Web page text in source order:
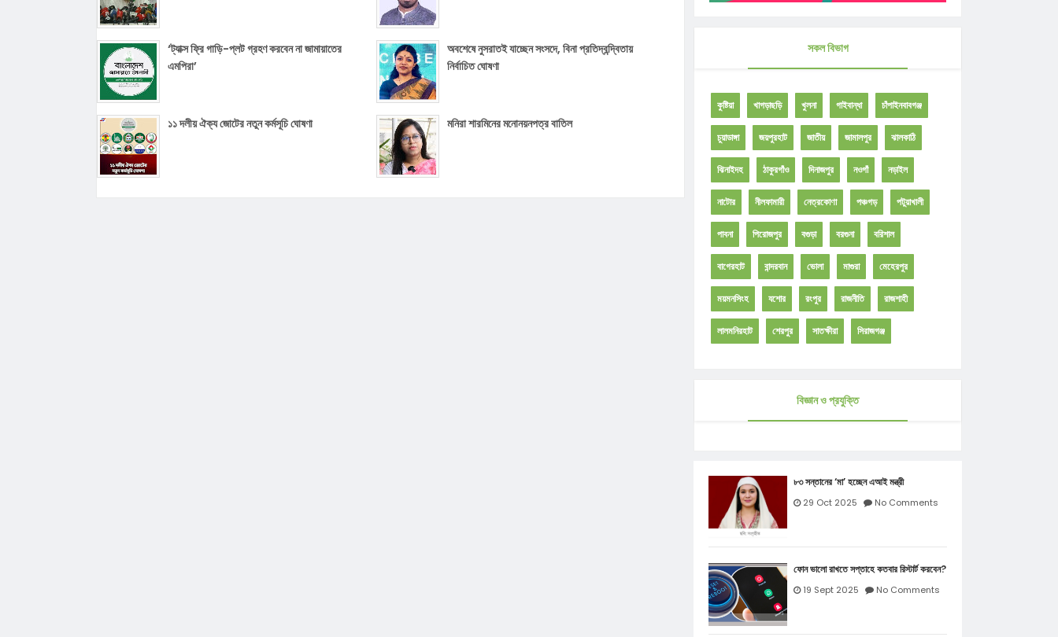
‘ট্যাক্স ফ্রি গাড়ি-প্লট গ্রহণ করবেন না জামায়াতের
এমপিরা’
অবশেষে নুসরাতই যাচ্ছেন সংসদে, বিনা প্রতিদ্বন্দ্বিতায়
নির্বাচিত ঘোষণা
১১ দলীয় ঐক্য জোটের নতুন কর্মসূচি ঘোষণা মনিরা শারমিনের মনোনয়নপত্র বাতিল
সকল বিভাগ
কুষ্টিয়া খাগড়াছড়ি খুলনা গাইবান্ধা চাঁপাইনবাবগঞ্জ
চুয়াডাঙ্গা জয়পুরহাট জাতীয় জামালপুর ঝালকাঠি
ঝিনাইদহ ঠাকুরগাঁও দিনাজপুর নওগাঁ নড়াইল
নাটোর নীলফামারী নেত্রকোণা পঞ্চগড় পটুয়াখালী
পাবনা পিরোজপুর বগুড়া বরগুনা বরিশাল
বাগেরহাট বান্দরবান ভোলা মাগুরা মেহেরপুর
ময়মনসিংহ যশোর রংপুর রাজনীতি রাজশাহী
লালমনিরহাট শেরপুর সাতক্ষীরা সিরাজগঞ্জ
বিজ্ঞান ও প্রযুক্তি
৮৩ সন্তানের ‘মা’ হচ্ছেন এআই মন্ত্রী
29 Oct 2025 No Comments
ফোন ভালো রাখতে সপ্তাহে কতবার রিস্টার্ট করবেন?
19 Sept 2025 No Comments